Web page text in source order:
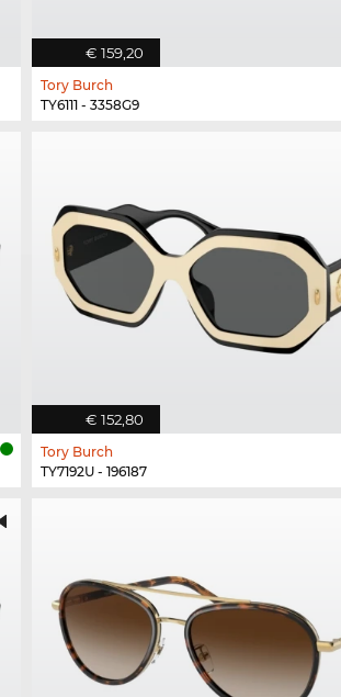
€ 159,20
Tory Burch
TY6111 - 3358G9
€ 152,80
Tory Burch
TY7192U - 196187